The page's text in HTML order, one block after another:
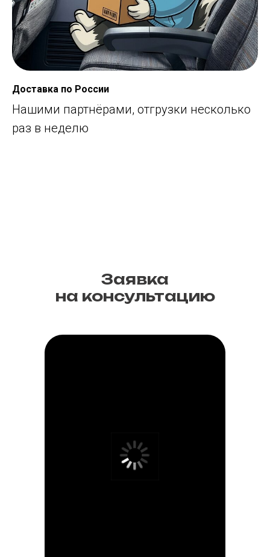
Доставка по России
Нашими партнёрами, отгрузки несколько
раз в неделю
Заявка
на консультацию